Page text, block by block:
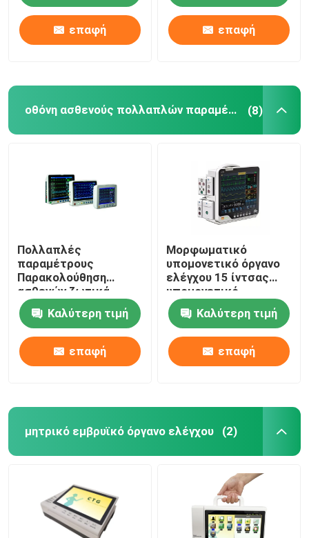
Ψηφιακό όργανο ελέγχου πίεσης του αίματος
Παλμικό οξύμετρο δακτύλων
φορητή nebulizer μηχανή
επαφή επαφή
οθόνη ασθενούς πολλαπλών παραμέτρων (8)
Πολλαπλές
παραμέτρους
Παρακολούθηση
ασθενών ζωτικά
σημεία Κεντρικό
σύστημα
παρακολούθησης
Καλύτερη τιμή
επαφή
Μορφωματικό
υπομονετικό όργανο
ελέγχου 15 ίντσας
υπομονετικό
σημαδιών ICU οργάνων
ελέγχου ζωτικής
σημασίας
Καλύτερη τιμή
επαφή
μητρικό εμβρυϊκό όργανο ελέγχου (2)